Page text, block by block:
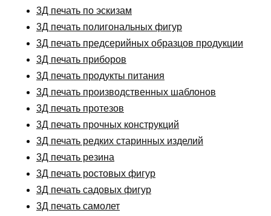
3Д печать по эскизам
3Д печать полигональных фигур
3Д печать предсерийных образцов продукции
3Д печать приборов
3Д печать продукты питания
3Д печать производственных шаблонов
3Д печать протезов
3Д печать прочных конструкций
3Д печать редких старинных изделий
3Д печать резина
3Д печать ростовых фигур
3Д печать садовых фигур
3Д печать самолет